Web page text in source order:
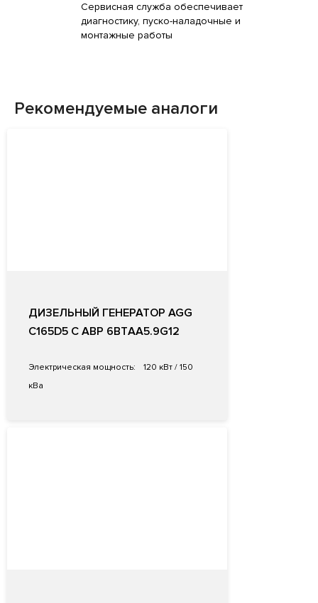
Сервисная служба обеспечивает
диагностику, пуско-наладочные и
монтажные работы
Рекомендуемые аналоги
ДИЗЕЛЬНЫЙ ГЕНЕРАТОР AGG
C165D5 С АВР 6BTАА5.9G12
Электрическая мощность:
120 кВт / 150
кВа